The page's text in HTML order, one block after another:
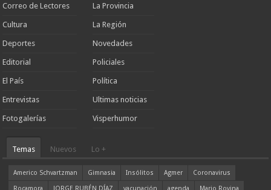
Correo de Lectores
Cultura
Deportes
Editorial
El País
Entrevistas
Fotogalerías
La Provincia
La Región
Novedades
Policiales
Política
Ultimas noticias
Visperhumor
Temas Nuevos Lo +
Americo Schvartzman Gimnasia Insólitos Agmer
Coronavirus